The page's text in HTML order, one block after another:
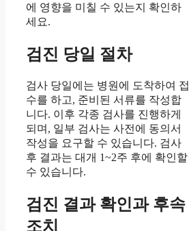
에 영향을 미칠 수 있는지 확인하
세요.
검진 당일 절차
검사 당일에는 병원에 도착하여 접
수를 하고, 준비된 서류를 작성합
니다. 이후 각종 검사를 진행하게
되며, 일부 검사는 사전에 동의서
작성을 요구할 수 있습니다. 검사
후 결과는 대개 1~2주 후에 확인할
수 있습니다.
검진 결과 확인과 후속
조치